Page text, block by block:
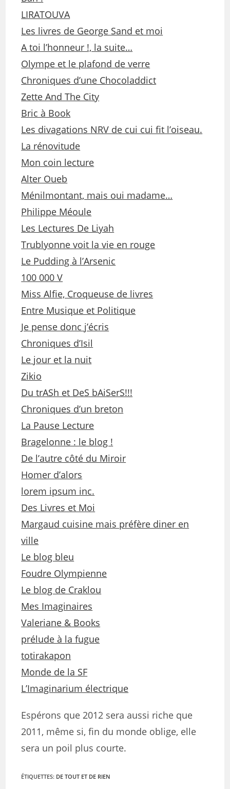
LIRATOUVA
Les livres de George Sand et moi
A toi l’honneur !, la suite…
Olympe et le plafond de verre
Chroniques d’une Chocoladdict
Zette And The City
Bric à Book
Les divagations NRV de cui cui fit l’oiseau.
La rénovitude
Mon coin lecture
Alter Oueb
Ménilmontant, mais oui madame…
Philippe Méoule
Les Lectures De Liyah
Trublyonne voit la vie en rouge
Le Pudding à l’Arsenic
100 000 V
Miss Alfie, Croqueuse de livres
Entre Musique et Politique
Je pense donc j’écris
Chroniques d’Isil
Le jour et la nuit
Zikio
Du trASh et DeS bAiSerS!!!
Chroniques d’un breton
La Pause Lecture
Bragelonne : le blog !
De l’autre côté du Miroir
Homer d’alors
lorem ipsum inc.
Des Livres et Moi
Margaud cuisine mais préfère diner en
ville
Le blog bleu
Foudre Olympienne
Le blog de Craklou
Mes Imaginaires
Valeriane & Books
prélude à la fugue
totirakapon
Monde de la SF
L’Imaginarium électrique
Espérons que 2012 sera aussi riche que
2011, même si, fin du monde oblige, elle
sera un poil plus courte.
ÉTIQUETTES: DE TOUT ET DE RIEN